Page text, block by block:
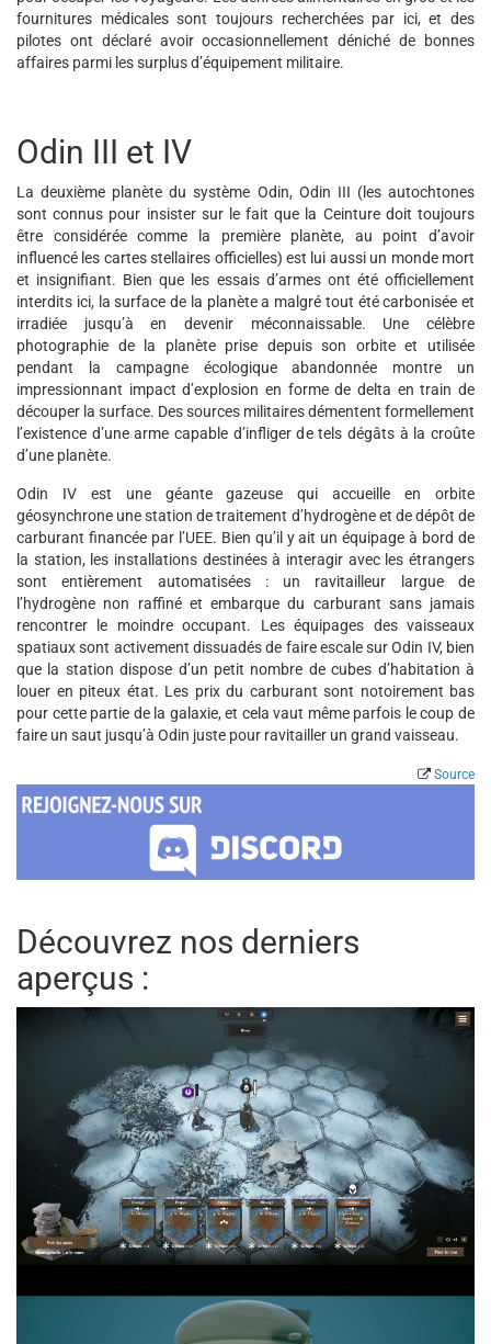
fournitures médicales sont toujours recherchées par ici, et des
pilotes ont déclaré avoir occasionnellement déniché de bonnes
affaires parmi les surplus d’équipement militaire.
Odin III et IV
La deuxième planète du système Odin, Odin III (les autochtones
sont connus pour insister sur le fait que la Ceinture doit toujours
être considérée comme la première planète, au point d’avoir
influencé les cartes stellaires officielles) est lui aussi un monde mort
et insignifiant. Bien que les essais d’armes ont été officiellement
interdits ici, la surface de la planète a malgré tout été carbonisée et
irradiée jusqu’à en devenir méconnaissable. Une célèbre
photographie de la planète prise depuis son orbite et utilisée
pendant la campagne écologique abandonnée montre un
impressionnant impact d’explosion en forme de delta en train de
découper la surface. Des sources militaires démentent formellement
l’existence d’une arme capable d’infliger de tels dégâts à la croûte
d’une planète.
Odin IV est une géante gazeuse qui accueille en orbite
géosynchrone une station de traitement d’hydrogène et de dépôt de
carburant financée par l’UEE. Bien qu’il y ait un équipage à bord de
la station, les installations destinées à interagir avec les étrangers
sont entièrement automatisées : un ravitailleur largue de
l’hydrogène non raffiné et embarque du carburant sans jamais
rencontrer le moindre occupant. Les équipages des vaisseaux
spatiaux sont activement dissuadés de faire escale sur Odin IV, bien
que la station dispose d’un petit nombre de cubes d’habitation à
louer en piteux état. Les prix du carburant sont notoirement bas
pour cette partie de la galaxie, et cela vaut même parfois le coup de
faire un saut jusqu’à Odin juste pour ravitailler un grand vaisseau.
Source
Découvrez nos derniers
aperçus :